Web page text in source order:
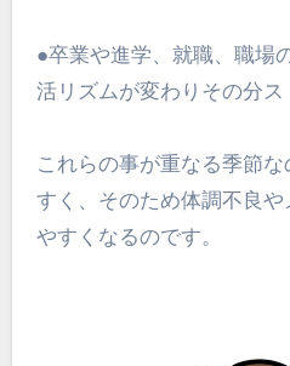
●卒業や進学、就職、職場
活リズムが変わりその分
これらの事が重なる季節
すく、そのため体調不良
やすくなるのです。